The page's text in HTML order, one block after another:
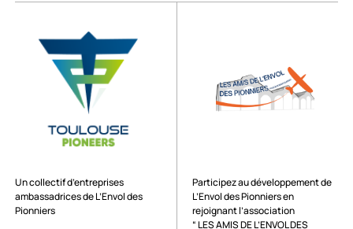
Un collectif d’entreprises
ambassadrices de L’Envol des
Pionniers
Participez au développement de
L’Envol des Pionniers en
rejoignant l’association
“ LES AMIS DE L’ENVOL DES